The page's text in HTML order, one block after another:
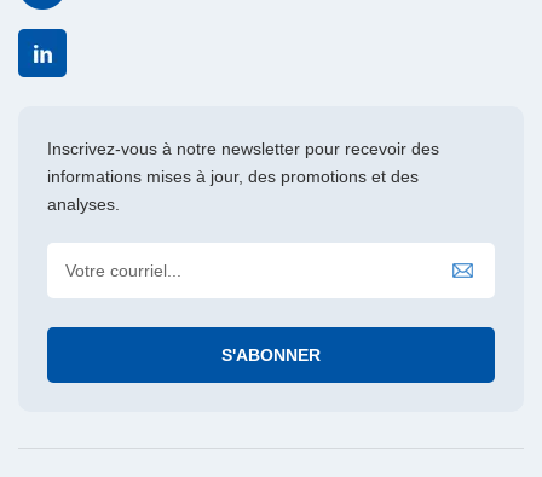
Inscrivez-vous à notre newsletter pour recevoir des
informations mises à jour, des promotions et des
analyses.